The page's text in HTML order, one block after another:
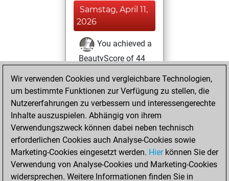
Samstag, April 11,
2026
You achieved a
BeautyScore of 44
achieved a new Elo
of 1555
Donnerstag,
Oktober 23, 2025
You created
your Fritz account
Wir verwenden Cookies und vergleichbare Technologien,
um bestimmte Funktionen zur Verfügung zu stellen, die
Nutzererfahrungen zu verbessern und interessengerechte
Inhalte auszuspielen. Abhängig von ihrem
Verwendungszweck können dabei neben technisch
erforderlichen Cookies auch Analyse-Cookies sowie
Marketing-Cookies eingesetzt werden. Hierkönnen Sie der
Verwendung von Analyse-Cookies und Marketing-Cookies
widersprechen. Weitere Informationen finden Sie in